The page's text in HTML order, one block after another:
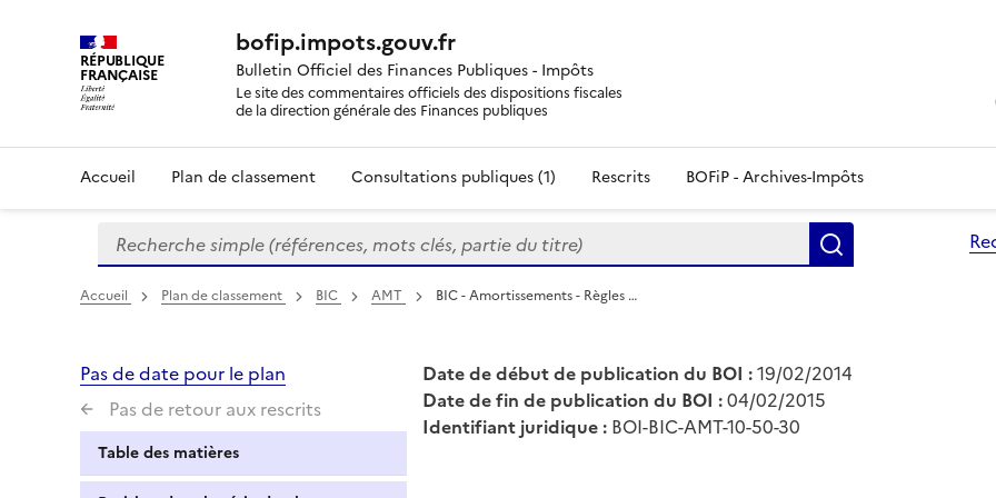
RÉPUBLIQUE
FRANÇAISE
bofip.impots.gouv.fr
Bulletin Officiel des Finances Publiques - Impôts
Le site des commentaires officiels des dispositions fiscales
de la direction générale des Finances publiques
Accueil Plan de classement Consultations publiques (1) Rescrits BOFiP - Archives-Impôts
Formulaire
de
recherche
Recherche simple (références, mots clés, partie du titre)
Accueil Plan de classement BIC AMT BIC - Amortissements - Règles …
Pas de date pour le plan
Pas de retour aux rescrits
Table des matières
Date de début de publication du BOI :19/02/2014
Date de fin de publication du BOI :04/02/2015
Identifiant juridique : BOI-BIC-AMT-10-50-30